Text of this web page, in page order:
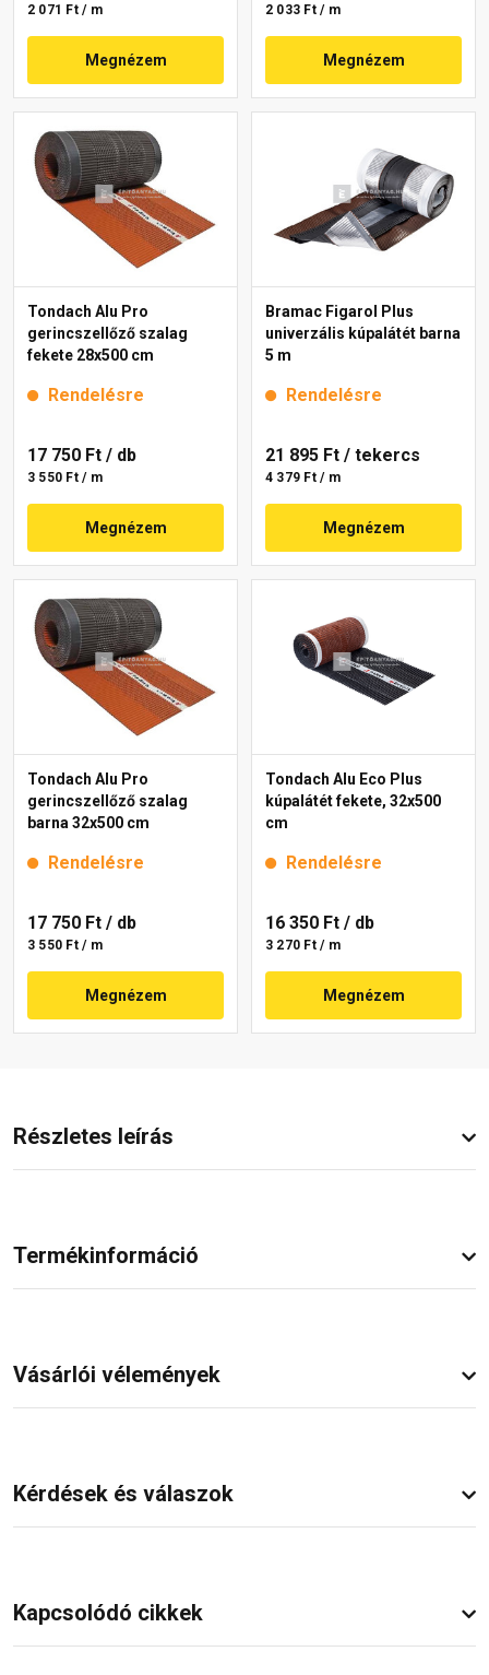
2 071 Ft / m
Megnézem
2 033 Ft / m
Megnézem
Tondach Alu Pro
gerincszellőző szalag
fekete 28x500 cm
Rendelésre
17 750 Ft / db
3 550 Ft / m
Megnézem
Bramac Figarol Plus
univerzális kúpalátét barna
5 m
Rendelésre
21 895 Ft / tekercs
4 379 Ft / m
Megnézem
Tondach Alu Pro
gerincszellőző szalag
barna 32x500 cm
Rendelésre
17 750 Ft / db
3 550 Ft / m
Megnézem
Tondach Alu Eco Plus
kúpalátét fekete, 32x500
cm
Rendelésre
16 350 Ft / db
3 270 Ft / m
Megnézem
Részletes leírás
Termékinformáció
Vásárlói vélemények
Kérdések és válaszok
Kapcsolódó cikkek